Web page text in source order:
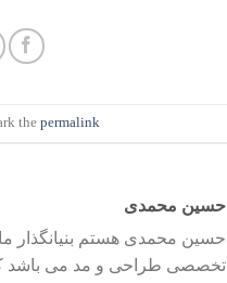
the permalink
حسین محمدی
حسین محمدی هستم بنیانگذار
تخصصی طراحی و مد می باشد که